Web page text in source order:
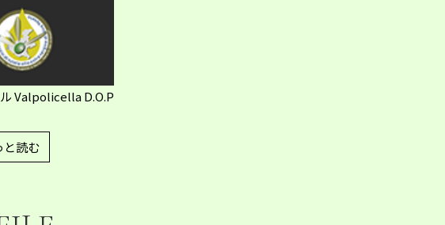
Valpolicella D.O.P
と読む